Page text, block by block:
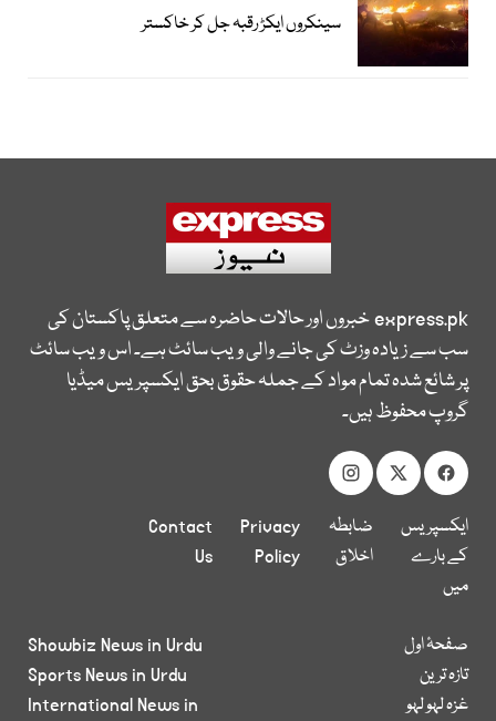
سینکروں ایکڑ رقبہ جل کر خاکستر
express.pkخبروں اور حالات حاضرہ سے متعلق پاکستان کی
سب سے زیادہ وزٹ کی جانے والی ویب سائٹ ہے۔ اس ویب سائٹ
پر شائع شدہ تمام مواد کے جملہ حقوق بحق ایکسپریس میڈیا
گروپ محفوظ ہیں۔
ایکسپریس
کے بارے
میں
ضابطہ
اخلاق
Privacy
Policy
Contact
Us
صفحۂ اول
تازہ ترین
غزہ لہو لہو
Showbiz News in Urdu
Sports News in Urdu
International News in